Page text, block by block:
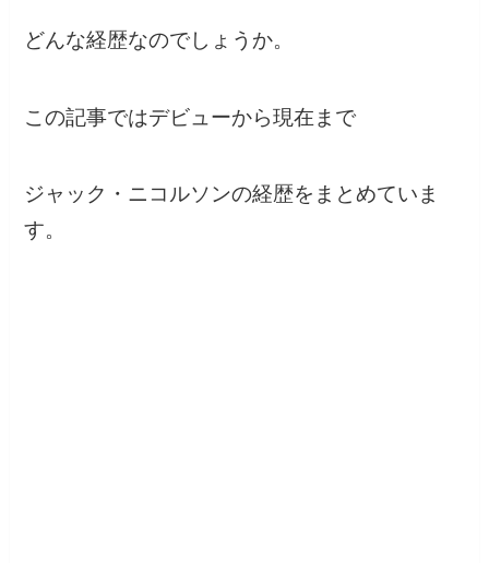
どんな経歴なのでしょうか。
この記事ではデビューから現在まで
ジャック・ニコルソンの経歴をまとめていま
す。